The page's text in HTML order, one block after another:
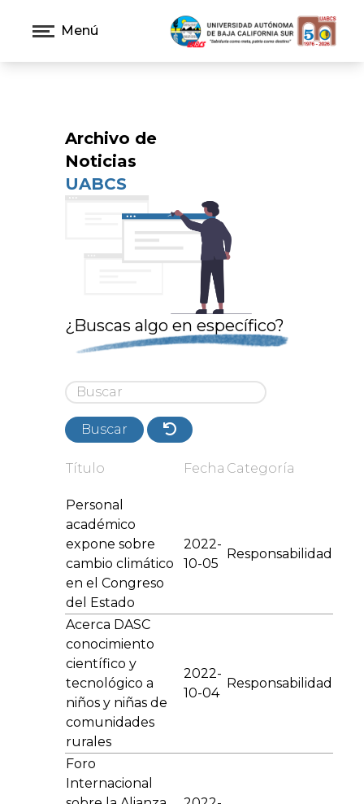
Menú
Archivo de
Noticias
UABCS
¿Buscas algo en específico?
Buscar
Título Fecha Categoría
Personal
académico
expone sobre
cambio climático
en el Congreso
del Estado
2022-
10-05
Responsabilidad
Acerca DASC
conocimiento
científico y
tecnológico a
niños y niñas de
comunidades
rurales
2022-
10-04
Responsabilidad
Foro
Internacional